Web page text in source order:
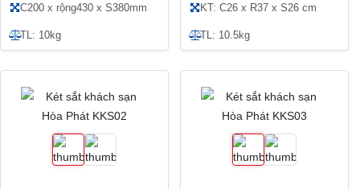
C200 x rộng430 x S380mm
TL: 10kg
KT: C26 x R37 x S26 cm
TL: 10.5kg